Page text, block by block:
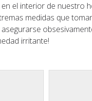
el interior de nuestro
medidas que
irritante!